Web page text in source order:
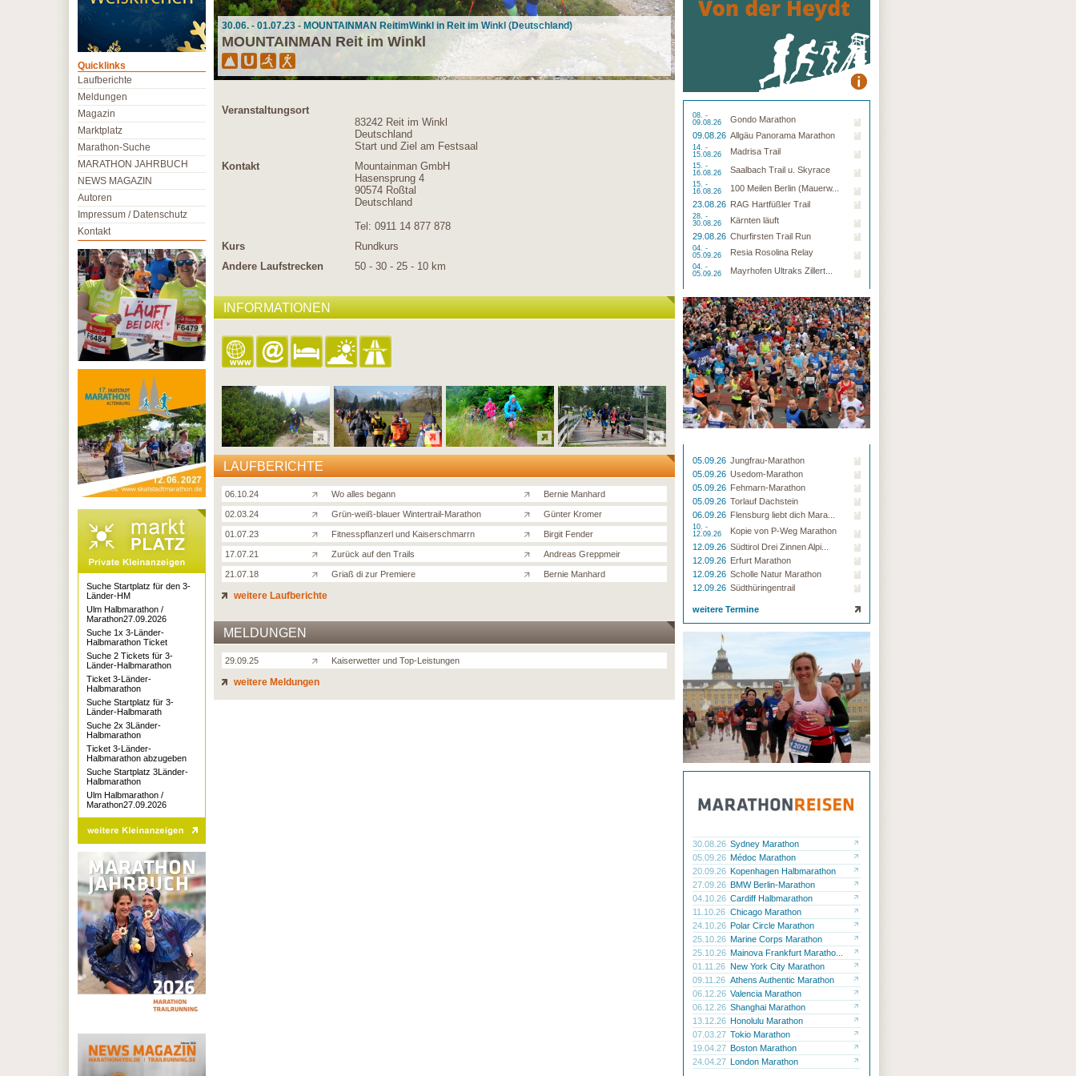
30.06. - 01.07.23 - MOUNTAINMAN ReitimWinkl in Reit im Winkl (Deutschland)
MOUNTAINMAN Reit im Winkl
Veranstaltungsort
83242 Reit im Winkl
Deutschland
Start und Ziel am Festsaal
Kontakt
Mountainman GmbH
Hasensprung 4
90574 Roßtal
Deutschland
Tel: 0911 14 877 878
Kurs
Rundkurs
Andere Laufstrecken
50 - 30 - 25 - 10 km
INFORMATIONEN
LAUFBERICHTE
06.10.24 Wo alles begann Bernie Manhard
02.03.24 Grün-weiß-blauer Wintertrail-Marathon Günter Kromer
01.07.23 Fitnesspflanzerl und Kaiserschmarrn Birgit Fender
17.07.21 Zurück auf den Trails Andreas Greppmeir
21.07.18 Griaß di zur Premiere Bernie Manhard
weitere Laufberichte
MELDUNGEN
29.09.25 Kaiserwetter und Top-Leistungen
weitere Meldungen
08. -
09.08.26
Gondo Marathon
09.08.26 Allgäu Panorama Marathon
14. -
15.08.26
Madrisa Trail
15. -
16.08.26
Saalbach Trail u. Skyrace
15. -
16.08.26
100 Meilen Berlin (Mauerw...
23.08.26 RAG Hartfüßler Trail
28. -
30.08.26
Kärnten läuft
29.08.26 Churfirsten Trail Run
04. -
05.09.26
Resia Rosolina Relay
04. -
05.09.26
Mayrhofen Ultraks Zillert...
05.09.26 Jungfrau-Marathon
05.09.26 Usedom-Marathon
05.09.26 Fehmarn-Marathon
05.09.26 Torlauf Dachstein
06.09.26 Flensburg liebt dich Mara...
10. -
12.09.26
Kopie von P-Weg Marathon
12.09.26 Südtirol Drei Zinnen Alpi...
12.09.26 Erfurt Marathon
12.09.26 Scholle Natur Marathon
12.09.26 Südthüringentrail
weitere Termine
30.08.26 Sydney Marathon
05.09.26 Médoc Marathon
20.09.26 Kopenhagen Halbmarathon
27.09.26 BMW Berlin-Marathon
04.10.26 Cardiff Halbmarathon
11.10.26 Chicago Marathon
24.10.26 Polar Circle Marathon
25.10.26 Marine Corps Marathon
25.10.26 Mainova Frankfurt Maratho...
01.11.26 New York City Marathon
09.11.26 Athens Authentic Marathon
06.12.26 Valencia Marathon
06.12.26 Shanghai Marathon
13.12.26 Honolulu Marathon
07.03.27 Tokio Marathon
19.04.27 Boston Marathon
24.04.27 London Marathon
Quicklinks
Laufberichte
Meldungen
Magazin
Marktplatz
Marathon-Suche
MARATHON JAHRBUCH
NEWS MAGAZIN
Autoren
Impressum / Datenschutz
Kontakt
Suche Startplatz für den 3-
Länder-HM
Ulm Halbmarathon /
Marathon27.09.2026
Suche 1x 3-Länder-
Halbmarathon Ticket
Suche 2 Tickets für 3-
Länder-Halbmarathon
Ticket 3-Länder-
Halbmarathon
Suche Startplatz für 3-
Länder-Halbmarath
Suche 2x 3Länder-
Halbmarathon
Ticket 3-Länder-
Halbmarathon abzugeben
Suche Startplatz 3Länder-
Halbmarathon
Ulm Halbmarathon /
Marathon27.09.2026